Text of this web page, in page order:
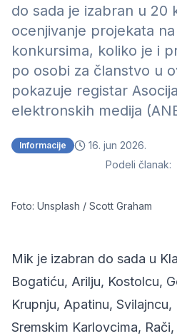
do sada je izabran u 20
ocenjivanje projekata
konkursima, koliko je i
po osobi za članstvo u
pokazuje registar
elektronskih medija
Informacije
16. jun 2026.
Podeli članak:
Foto: Unsplash / Scott Graham
Mik je izabran do sada u
Bogatiću, Arilju, Kostolcu,
Krupnju, Apatinu, Svilajncu,
Sremskim Karlovcima,